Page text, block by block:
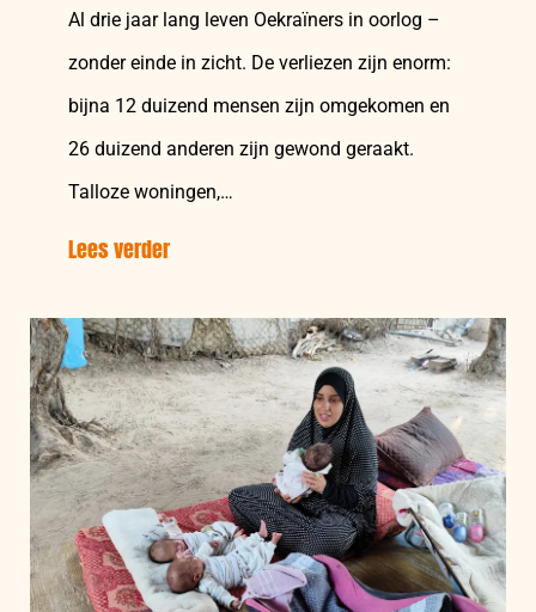
Al drie jaar lang leven Oekraïners in oorlog –
zonder einde in zicht. De verliezen zijn enorm:
bijna 12 duizend mensen zijn omgekomen en
26 duizend anderen zijn gewond geraakt.
Talloze woningen,…
Lees verder
CARE
laat
families
in
nood
niet
in
de
steek